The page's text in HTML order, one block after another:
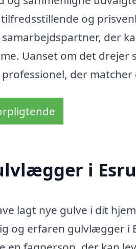
og
der
Uanset om det drejer
der
i
lagt nye gulve i dit
og erfaren gulvlægger i